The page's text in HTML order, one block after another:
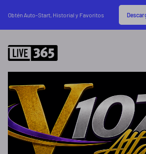
Obtén Auto-Start, Historial y Favoritos